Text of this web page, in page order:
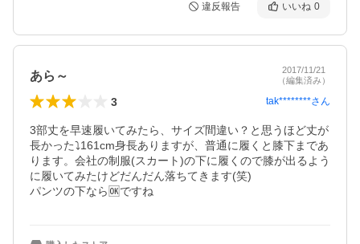
違反報告 いいね 0
あら～
2017/11/21
（編集済み）
3 tak********さん
3部丈を早速履いてみたら、サイズ間違い？と思うほど丈が
長かった⤵161cm身長ありますが、普通に履くと膝下まであ
ります。会社の制服(スカート)の下に履くので膝が出るよう
に履いてみたけどだんだん落ちてきます(笑)
パンツの下なら🆗ですね